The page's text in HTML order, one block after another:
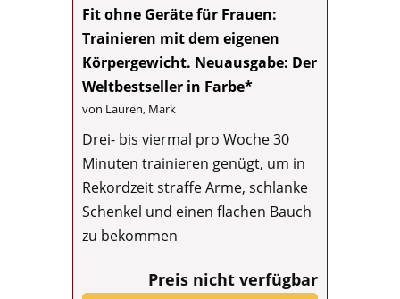
Fit ohne Geräte für Frauen:
Trainieren mit dem eigenen
Körpergewicht. Neuausgabe: Der
Weltbestseller in Farbe*
von Lauren, Mark
Drei- bis viermal pro Woche 30
Minuten trainieren genügt, um in
Rekordzeit straffe Arme, schlanke
Schenkel und einen flachen Bauch
zu bekommen
Preis nicht verfügbar